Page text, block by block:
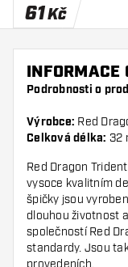
61Kč
INFORMACE
Podrobnosti o
Výrobce: Red
Celková délka: 32
Red Dragon
vysoce kvalitním
špičky jsou
dlouhou životnost
společností Red
standardy. Jsou
provedeních.